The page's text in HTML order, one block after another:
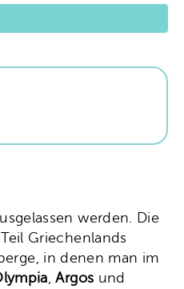
werden. Die
Griechenlands
in denen man im
,Argos und